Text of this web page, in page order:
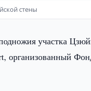
стены
участка
организованный